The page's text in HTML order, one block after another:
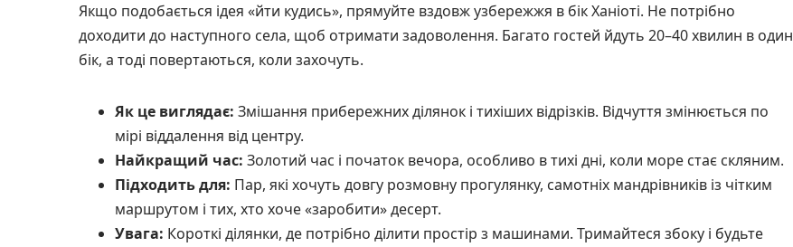
Якщо подобається ідея «йти кудись», прямуйте вздовж узбережжя в бік Ханіоті. Не потрібно
доходити до наступного села, щоб отримати задоволення. Багато гостей йдуть 20–40 хвилин в один
бік, а тоді повертаються, коли захочуть.
Як це виглядає: Змішання прибережних ділянок і тихіших відрізків. Відчуття змінюється по
мірі віддалення від центру.
Найкращий час: Золотий час і початок вечора, особливо в тихі дні, коли море стає скляним.
Підходить для: Пар, які хочуть довгу розмовну прогулянку, самотніх мандрівників із чітким
маршрутом і тих, хто хоче «заробити» десерт.
Увага: Короткі ділянки, де потрібно ділити простір з машинами. Тримайтеся збоку і будьте